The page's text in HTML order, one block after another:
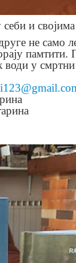
и својима
не само
води у